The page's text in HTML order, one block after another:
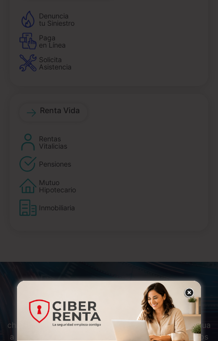
Denuncia
tu Siniestro
Paga
en Línea
Solicita
Asistencia
Renta Vida
Rentas
Vitalicias
Pensiones
Mutuo
Hipotecario
Inmobiliaria
Sobre nosotros
Somos una Compañía constituida con capitales
chilenos que ha prestado servicios de manera continua
a la comunidad por 43 años, orientando sus negocios